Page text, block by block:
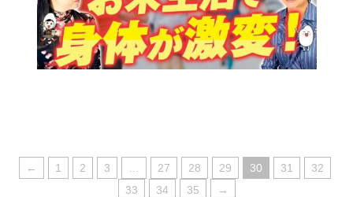
← 1 2 3 27 28 29 30 31
32
33
34 35 →